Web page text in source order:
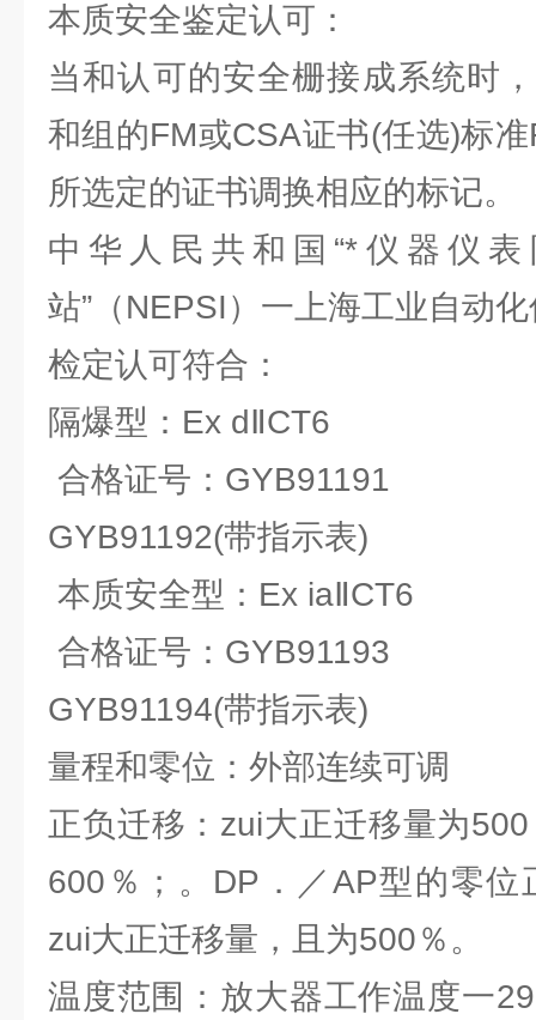
本质安全鉴定认可：
当和认可的安全栅接成系统时
和组的FM或CSA证书(任选)标
所选定的证书调换相应的标记。
中华人民共和国“*仪器仪
站”（NEPSI）一上海工业自动
检定认可符合：
隔爆型：Ex dⅡCT6
合格证号：GYB91191
GYB91192(带指示表)
本质安全型：Ex iaⅡCT6
合格证号：GYB91193
GYB91194(带指示表)
量程和零位：外部连续可调
正负迁移：zui大正迁移量为
600％；。DP．／AP型的零位
zui大正迁移量，且为500％。
温度范围：放大器工作温度一